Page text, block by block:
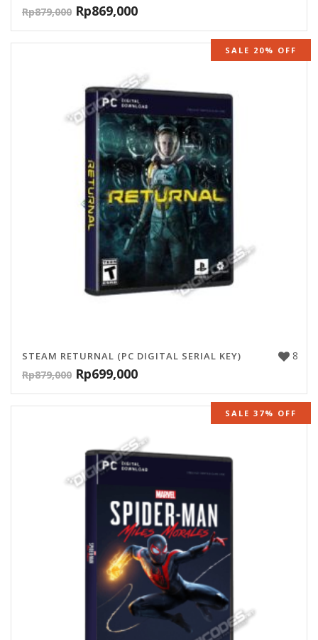
Rp879,000 Rp869,000
SALE 20% OFF
8
STEAM RETURNAL (PC DIGITAL SERIAL KEY)
Rp879,000 Rp699,000
SALE 37% OFF